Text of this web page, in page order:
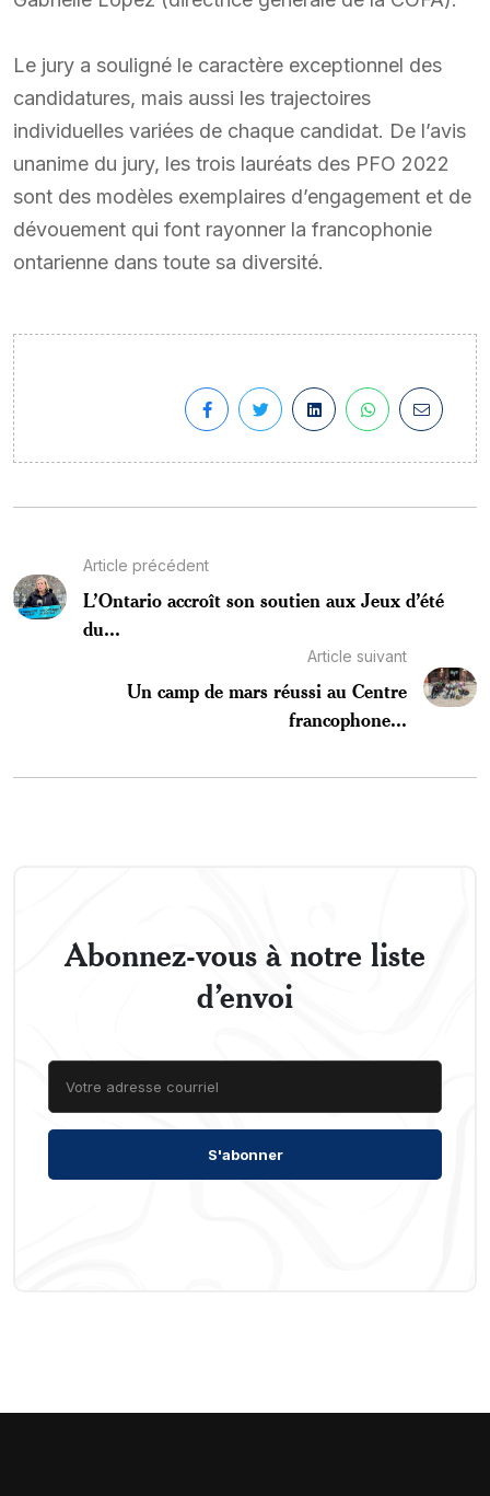
Le jury a souligné le caractère exceptionnel des
candidatures, mais aussi les trajectoires
individuelles variées de chaque candidat. De l’avis
unanime du jury, les trois lauréats des PFO 2022
sont des modèles exemplaires d’engagement et de
dévouement qui font rayonner la francophonie
ontarienne dans toute sa diversité.
Article précédent
L’Ontario accroît son soutien aux Jeux d’été
du...
Article suivant
Un camp de mars réussi au Centre
francophone...
Abonnez-vous à notre liste
d’envoi